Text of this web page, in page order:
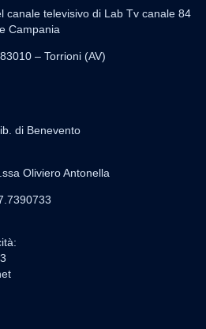
canale televisivo di Lab Tv canale 84
Campania
– Torrioni (AV)
di Benevento
Oliviero Antonella